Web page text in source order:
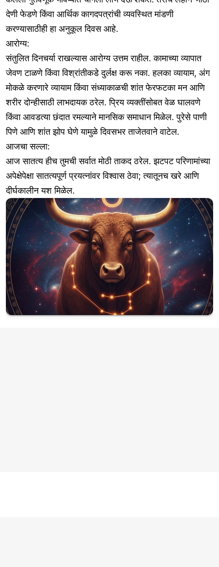
देणी फेडणे किंवा आर्थिक कागदपत्रांची व्यवस्थित मांडणी
करण्यासाठीही हा अनुकूल दिवस आहे.
आरोग्य:
संतुलित दिनचर्या राखल्यास आरोग्य उत्तम राहील. कामाच्या व्यापात
जेवण टाळणे किंवा विश्रांतीकडे दुर्लक्ष करू नका. हलका व्यायाम, अंग
मोकळे करणारे व्यायाम किंवा संध्याकाळची शांत फेरफटका मन आणि
शरीर दोन्हीसाठी लाभदायक ठरेल. प्रिय व्यक्तींसोबत वेळ घालवणे
किंवा आवडत्या छंदात रमल्याने मानसिक समाधान मिळेल. पुरेसे पाणी
पिणे आणि शांत झोप घेणे यामुळे दिवसभर ताजेतवाने वाटेल.
आजचा सल्ला:
आज सातत्य हीच तुमची सर्वात मोठी ताकद ठरेल. झटपट परिणामांच्या
अपेक्षेपेक्षा सातत्यपूर्ण प्रयत्नांवर विश्वास ठेवा; त्यातूनच खरे आणि
दीर्घकालीन यश मिळेल.